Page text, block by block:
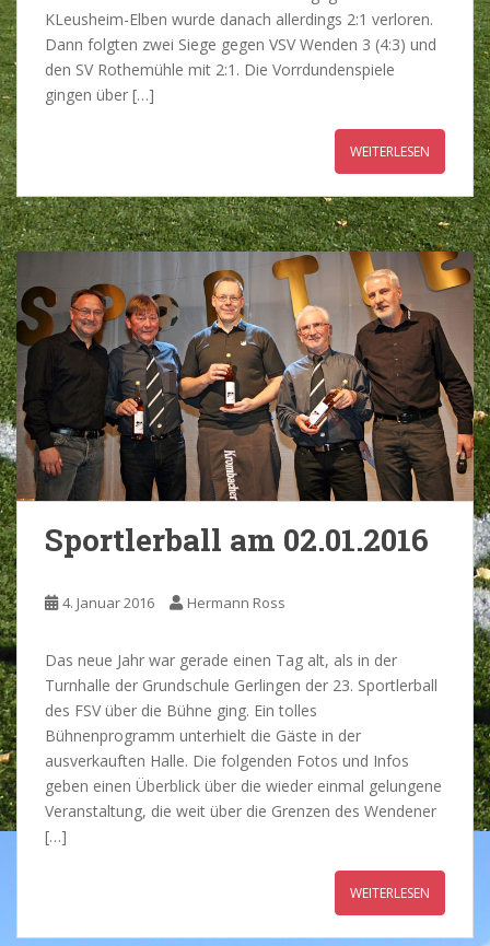
KLeusheim-Elben wurde danach allerdings 2:1 verloren.
Dann folgten zwei Siege gegen VSV Wenden 3 (4:3) und
den SV Rothemühle mit 2:1. Die Vorrdundenspiele
gingen über […]
WEITERLESEN
Sportlerball am 02.01.2016
4. Januar 2016 Hermann Ross
Das neue Jahr war gerade einen Tag alt, als in der
Turnhalle der Grundschule Gerlingen der 23. Sportlerball
des FSV über die Bühne ging. Ein tolles
Bühnenprogramm unterhielt die Gäste in der
ausverkauften Halle. Die folgenden Fotos und Infos
geben einen Überblick über die wieder einmal gelungene
Veranstaltung, die weit über die Grenzen des Wendener
[…]
WEITERLESEN